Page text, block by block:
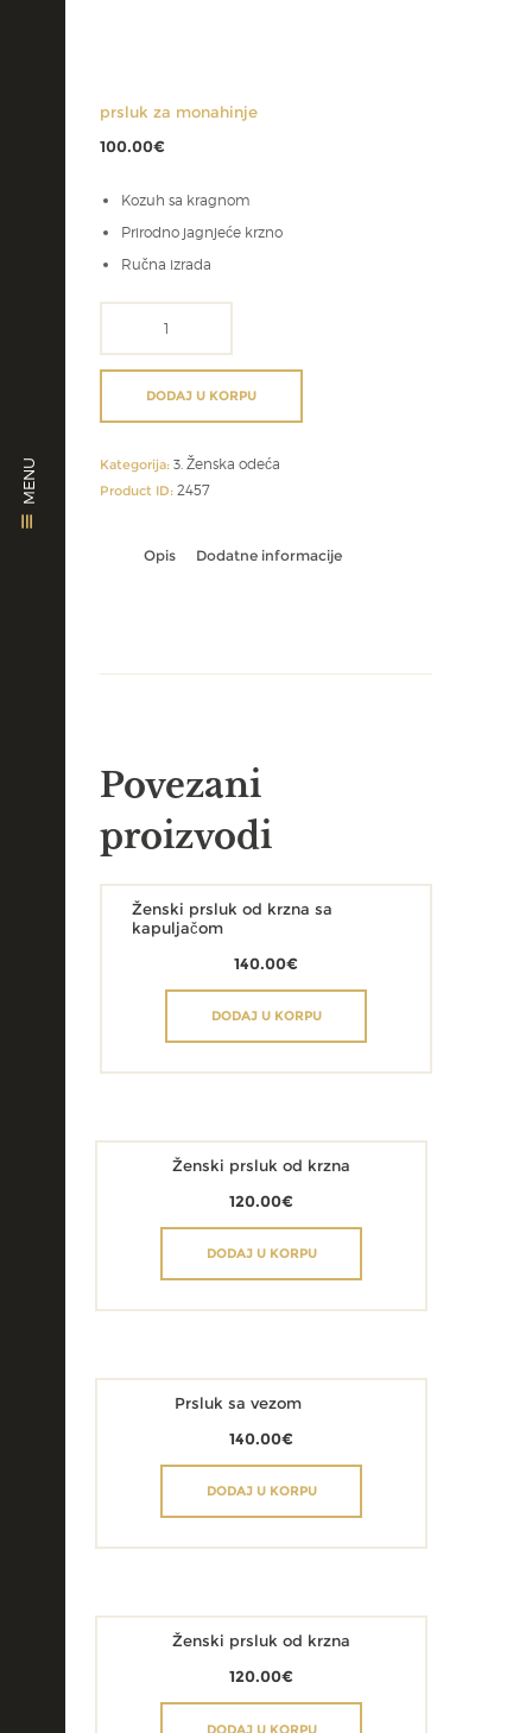
MENU
prsluk za monahinje
100.00€
Kozuh sa kragnom
Prirodno jagnjeće krzno
Ručna izrada
količinaDODAJ U KORPU
Kategorija: 3. Ženska odeća
Product ID: 2457
Opis Dodatne informacije
Povezani
proizvodi
Ženski prsluk od krzna sa
kapuljačom
140.00€
DODAJ U KORPU
Ženski prsluk od krzna
120.00€
DODAJ U KORPU
Prsluk sa vezom
140.00€
DODAJ U KORPU
Ženski prsluk od krzna
120.00€
DODAJ U KORPU